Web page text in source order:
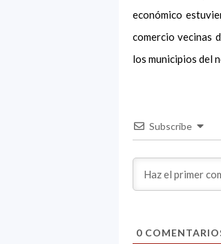
económico
comercio vecinas
los municipios del
Subscribe
0